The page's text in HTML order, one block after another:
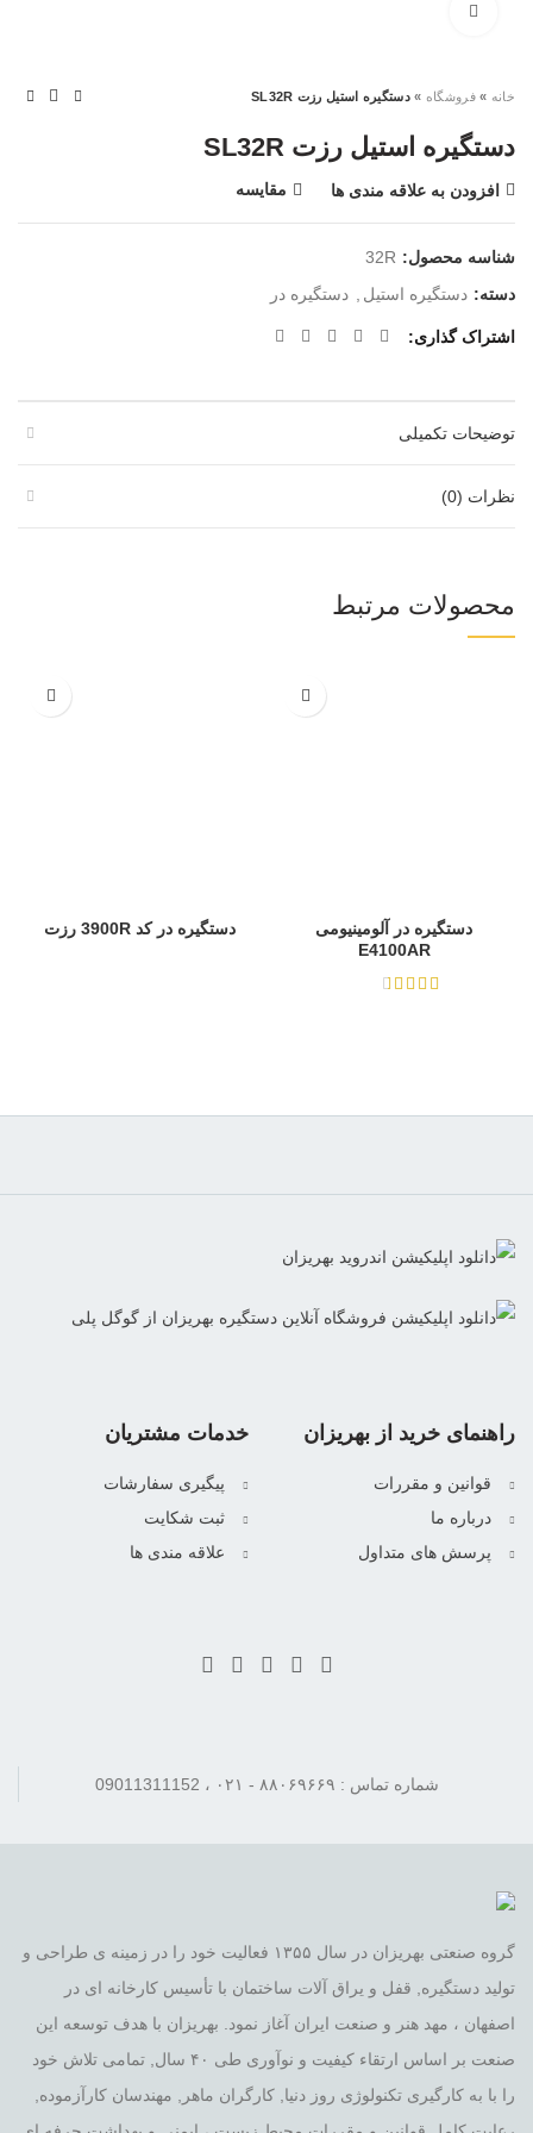
خانه »فروشگاه »دستگیره استیل رزت SL32R
دستگیره استیل رزت SL32R
افزودن به علاقه مندی ها مقایسه
شناسه محصول: 32R
دسته: دستگیره استیل , دستگیره در
اشتراک گذاری
توضیحات تکمیلی
نظرات (0)
محصولات مرتبط
دستگیره در آلومینیومی
E4100AR
دستگیره در کد 3900R رزت
خدمات مشتریان
پیگیری سفارشات
ثبت شکایت
علاقه مندی ها
راهنمای خرید از بهریزان
قوانین و مقررات
درباره ما
پرسش های متداول
شماره تماس : ۸۸۰۶۹۶۶۹ - ۰۲۱ ، 09011311152
گروه صنعتی بهریزان در سال ۱۳۵۵ فعالیت خود را در زمینه ی طراحی و
تولید دستگیره, قفل و یراق آلات ساختمان با تأسیس کارخانه ای در
اصفهان ، مهد هنر و صنعت ایران آغاز نمود. بهریزان با هدف توسعه این
صنعت بر اساس ارتقاء کیفیت و نوآوری طی ۴۰ سال, تمامی تلاش خود
را با به کارگیری تکنولوژی روز دنیا, کارگران ماهر, مهندسان کارآزموده,